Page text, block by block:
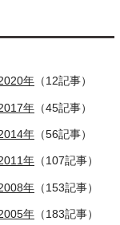
年 （12記事）
年 （45記事）
年 （56記事）
年 （107記事）
年 （153記事）
年 （183記事）